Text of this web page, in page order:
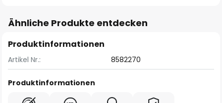
Ähnliche Produkte entdecken
Produktinformationen
Artikel Nr.: 8582270
Produktinformationen